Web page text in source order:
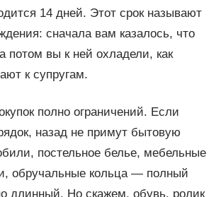
14 дней. Этот срок называют
сначала вам казалось, что
потом вы к ней охладели, как
к супругам.
полно ограничений. Если
назад не примут бытовую
постельное белье, мебельные
обручальные кольца — полный
длинный. Но скажем, обувь, ролик